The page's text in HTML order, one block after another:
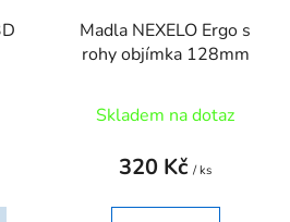
Madla NEXELO Ergo s
rohy objímka 128mm
Skladem na dotaz
320 Kč / ks